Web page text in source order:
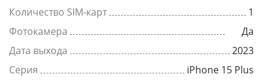
Количество SIM-карт
1
Фотокамера
Да
Дата выхода
2023
Серия
iPhone 15 Plus